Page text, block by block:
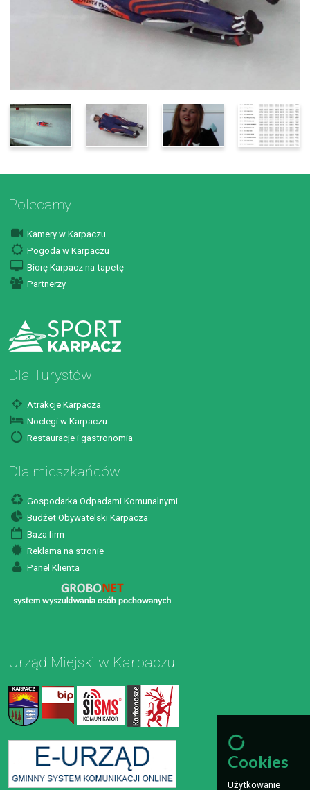
Polecamy
Kamery w Karpaczu
Pogoda w Karpaczu
Biorę Karpacz na tapetę
Partnerzy
Dla Turystów
Atrakcje Karpacza
Noclegi w Karpaczu
Restauracje i gastronomia
Dla mieszkańców
Gospodarka Odpadami Komunalnymi
Budżet Obywatelski Karpacza
Baza firm
Reklama na stronie
Panel Klienta
Urząd Miejski w Karpaczu
Cookies
Użytkowanie